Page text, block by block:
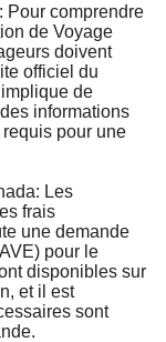
Pour comprendre
de Voyage
doivent
officiel du
de
informations
pour une
Les
frais
une demande
pour le
disponibles sur
et il est
sont